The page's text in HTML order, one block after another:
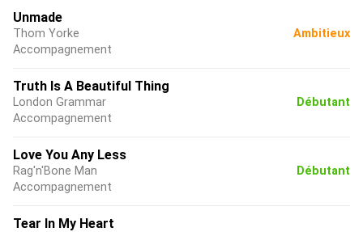
Unmade
Thom Yorke
Accompagnement
Ambitieux
Truth Is A Beautiful Thing
London Grammar
Accompagnement
Débutant
Love You Any Less
Rag'n'Bone Man
Accompagnement
Débutant
Tear In My Heart